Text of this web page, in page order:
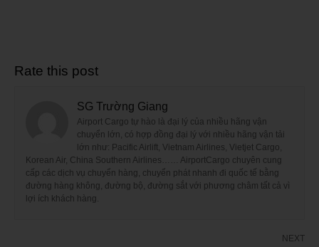
Rate this post
SG Trường Giang
Airport Cargo tự hào là đại lý của nhiều hãng vận
chuyển lớn, có hợp đồng đại lý với nhiều hãng vận tải
lớn như: Pacific Airlift, Vietnam Airlines, Vietjet Cargo,
Korean Air, China Southern Airlines…… AirportCargo chuyên cung
cấp các dịch vụ chuyển hàng, chuyển phát nhanh đi quốc tế bằng
đường hàng không, đường bộ, đường sắt với phương châm tất cả vì
lợi ích khách hàng.
NEXT